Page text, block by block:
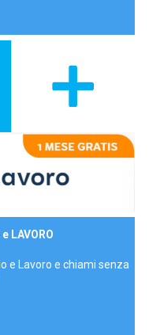
LAVORO
e Lavoro e chiami senza